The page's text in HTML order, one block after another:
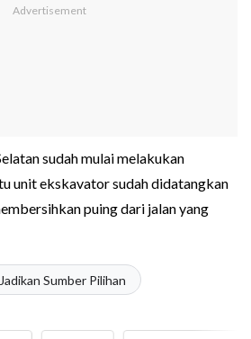
sudah mulai melakukan
unit ekskavator sudah didatangkan
puing dari jalan yang
Jadikan Sumber Pilihan